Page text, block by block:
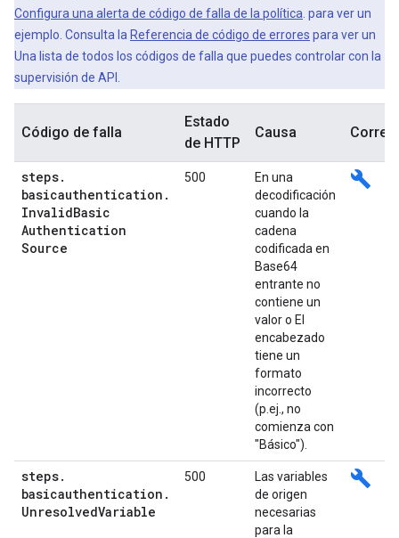
Configura una alerta de código de falla de la política . para ver un
ejemplo. Consulta la Referencia de código de errores para ver un
Una lista de todos los códigos de falla que puedes controlar con la
supervisión de API.
Código de falla
Estado
de HTTP
Causa
steps.
basicauthentication .
InvalidBasic
Authentication
Source
500
En una
decodificación
cuando la
cadena
codificada en
Base64
entrante no
contiene un
valor o El
encabezado
tiene un
formato
incorrecto
(p.ej., no
comienza con
"Básico").
build
steps.
basicauthentication .
UnresolvedVariable
500
Las variables
de origen
necesarias
para la
build